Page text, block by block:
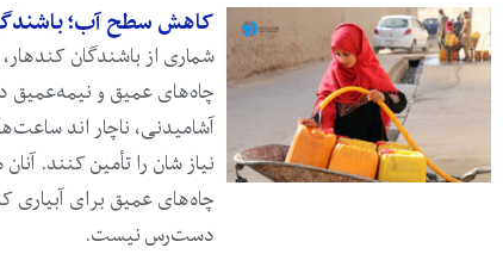
کاهش سطح آب؛
شماری از باشندگان
چاه‌های عمیق و نیمه‌عمیق
آشامیدنی، ناچار اند
نیاز شان را تأمین کنند.
دست‌رس نیست.